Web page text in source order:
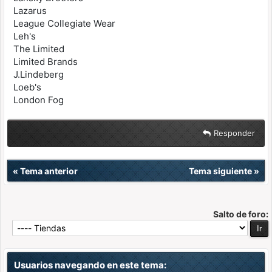
Lazarus
League Collegiate Wear
Leh's
The Limited
Limited Brands
J.Lindeberg
Loeb's
London Fog
Responder
« Tema anterior Tema siguiente»
Salto de foro:
Usuarios navegando en este tema: